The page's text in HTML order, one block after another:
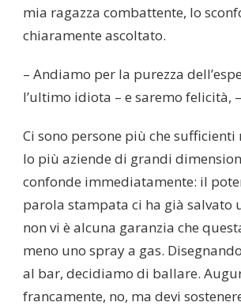
mia ragazza combattente, lo
chiaramente ascoltato.
– Andiamo per la purezza
l’ultimo idiota – e saremo felicità,
Ci sono persone più che sufficienti
lo più aziende di grandi
confonde immediatamente: il
parola stampata ci ha già salvato
non vi è alcuna garanzia che
meno uno spray a gas.
al bar, decidiamo di ballare.
francamente, no, ma devi